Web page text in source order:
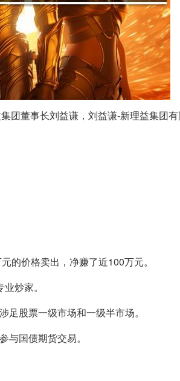
团董事长刘益谦，刘益谦-新理益集团
的价格卖出，净赚了近100万元。
炒家。
股票一级市场和一级半市场。
与国债期货交易。